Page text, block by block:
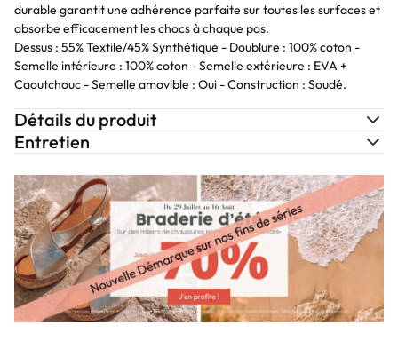
durable garantit une adhérence parfaite sur toutes les surfaces et
absorbe efficacement les chocs à chaque pas.
Dessus : 55% Textile/45% Synthétique - Doublure : 100% coton -
Semelle intérieure : 100% coton - Semelle extérieure : EVA +
Caoutchouc - Semelle amovible : Oui - Construction : Soudé.
Détails du produit
Entretien